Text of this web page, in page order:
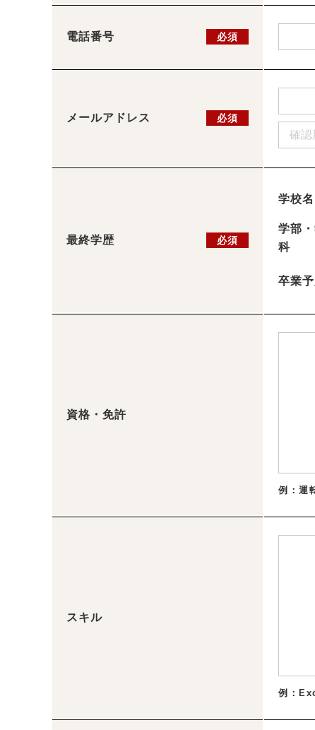
電話番号 必須
メールアドレス 必須
最終学歴 必須
学校名
学部
科
卒業
資格・免許
例：運
スキル
例：